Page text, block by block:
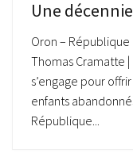
Une
Oron –
Thomas Cramatte |
s’engage pour
enfants
République...